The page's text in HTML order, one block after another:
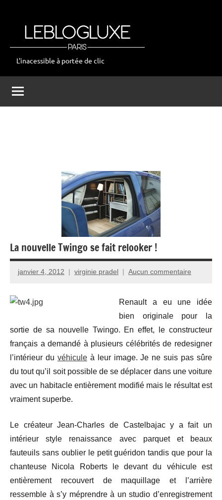
leblogluxe
L'inacessible à portée de clic
La nouvelle Twingo se fait relooker !
janvier 4, 2012 virginie pradel Aucun commentaire
Renault a eu une idée
bien originale pour la
sortie de sa nouvelle Twingo. En effet, le constructeur
français a demandé à plusieurs célébrités de redesigner
l’intérieur du véhiculeà leur image. Je ne suis pas sûre
du tout qu’il soit possible de se déplacer dans une voiture
avec un habitacle entièrement modifié mais le résultat est
vraiment superbe.
Le créateur Jean-Charles de Castelbajac y a fait un
intérieur style renaissance avec parquet et beaux
fauteuils sans oublier le petit guéridon tandis que pour la
chanteuse Nicola Roberts le devant du véhicule est
entièrement recouvert de maquillage et l’arrière
ressemble à s’y méprendre à un studio d’enregistrement